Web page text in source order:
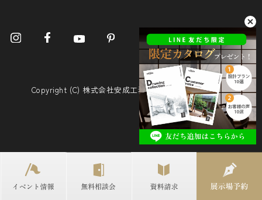
Copyright (C) 株式会社安成工務店. All Rights Reserved.